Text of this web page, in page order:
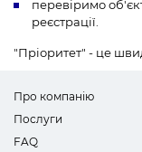
перевіримо
реєстрації.
"Пріоритет" - це
Про компанію
Послуги
FAQ